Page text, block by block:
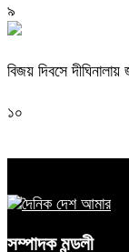
৯
বিজয় দিবসে দীঘিনালায়
১০
সম্পাদক মন্ডলী